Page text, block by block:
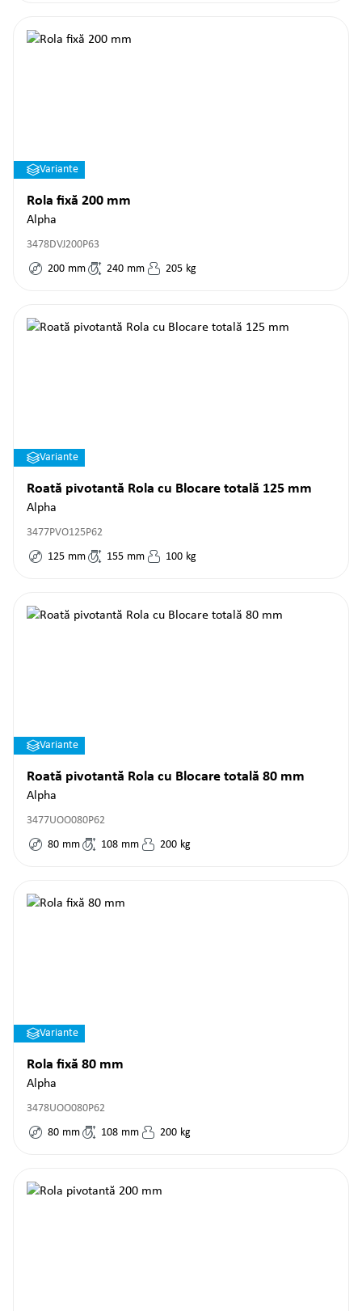
Variante
Rola fixă 200 mm
Alpha
3478DVJ200P63
200 mm 240 mm 205 kg
Variante
Roată pivotantă Rola cu Blocare totală 125 mm
Alpha
3477PVO125P62
125 mm 155 mm 100 kg
Variante
Roată pivotantă Rola cu Blocare totală 80 mm
Alpha
3477UOO080P62
80 mm 108 mm 200 kg
Variante
Rola fixă 80 mm
Alpha
3478UOO080P62
80 mm 108 mm 200 kg